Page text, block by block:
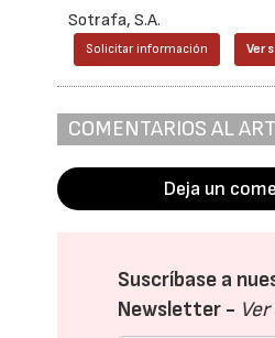
Sotrafa, S.A.
Solicitar información Ver
COMENTARIOS AL
Deja un
Suscríbase a
Newsletter -